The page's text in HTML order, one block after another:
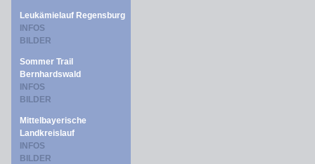
Leukämielauf Regensburg
INFOS
BILDER
Sommer Trail
Bernhardswald
INFOS
BILDER
Mittelbayerische
Landkreislauf
INFOS
BILDER